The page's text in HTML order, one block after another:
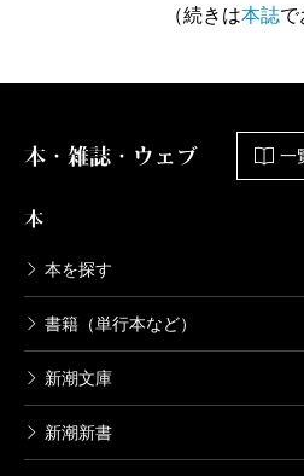
（続きは本誌で
本・雑誌・ウェブ 一
本
本を探す
書籍（単行本など）
新潮文庫
新潮新書